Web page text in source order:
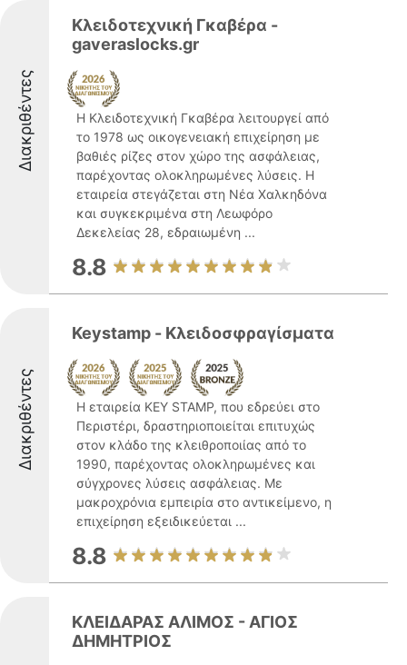
Διακριθέντες
Κλειδοτεχνική Γκαβέρα -
gaveraslocks.gr
Η Κλειδοτεχνική Γκαβέρα λειτουργεί από
το 1978 ως οικογενειακή επιχείρηση με
βαθιές ρίζες στον χώρο της ασφάλειας,
παρέχοντας ολοκληρωμένες λύσεις. Η
εταιρεία στεγάζεται στη Νέα Χαλκηδόνα
και συγκεκριμένα στη Λεωφόρο
Δεκελείας 28, εδραιωμένη ...
8.8
Διακριθέντες
Keystamp - Κλειδοσφραγίσματα
Η εταιρεία KEY STAMP, που εδρεύει στο
Περιστέρι, δραστηριοποιείται επιτυχώς
στον κλάδο της κλειθροποιίας από το
1990, παρέχοντας ολοκληρωμένες και
σύγχρονες λύσεις ασφάλειας. Με
μακροχρόνια εμπειρία στο αντικείμενο, η
επιχείρηση εξειδικεύεται ...
8.8
ΚΛΕΙΔΑΡΑΣ ΑΛΙΜΟΣ - ΑΓΙΟΣ
ΔΗΜΗΤΡΙΟΣ